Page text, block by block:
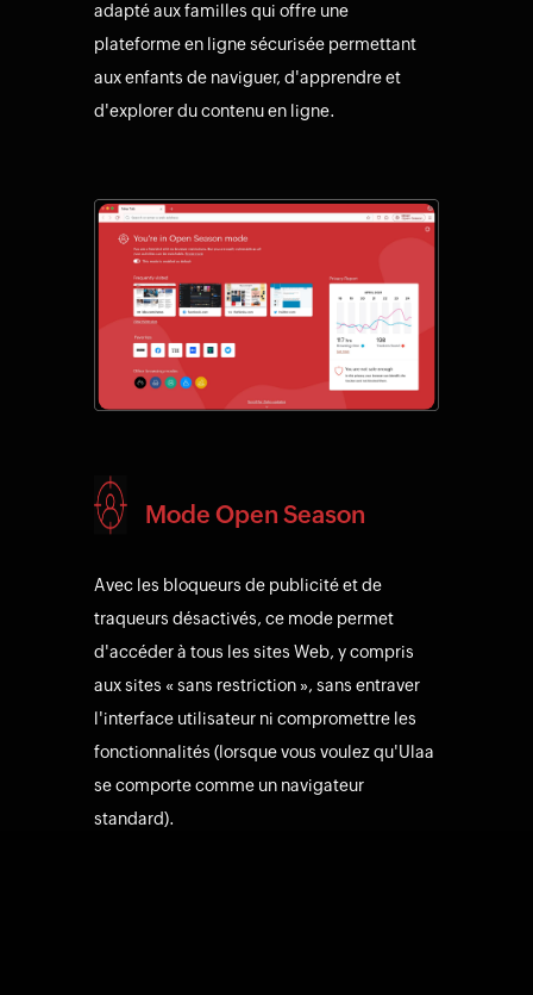
adapté aux familles qui offre une
plateforme en ligne sécurisée permettant
aux enfants de naviguer, d'apprendre et
d'explorer du contenu en ligne.
Mode Open Season
Avec les bloqueurs de publicité et de
traqueurs désactivés, ce mode permet
d'accéder à tous les sites Web, y compris
aux sites « sans restriction », sans entraver
l'interface utilisateur ni compromettre les
fonctionnalités (lorsque vous voulez qu'Ulaa
se comporte comme un navigateur
standard).